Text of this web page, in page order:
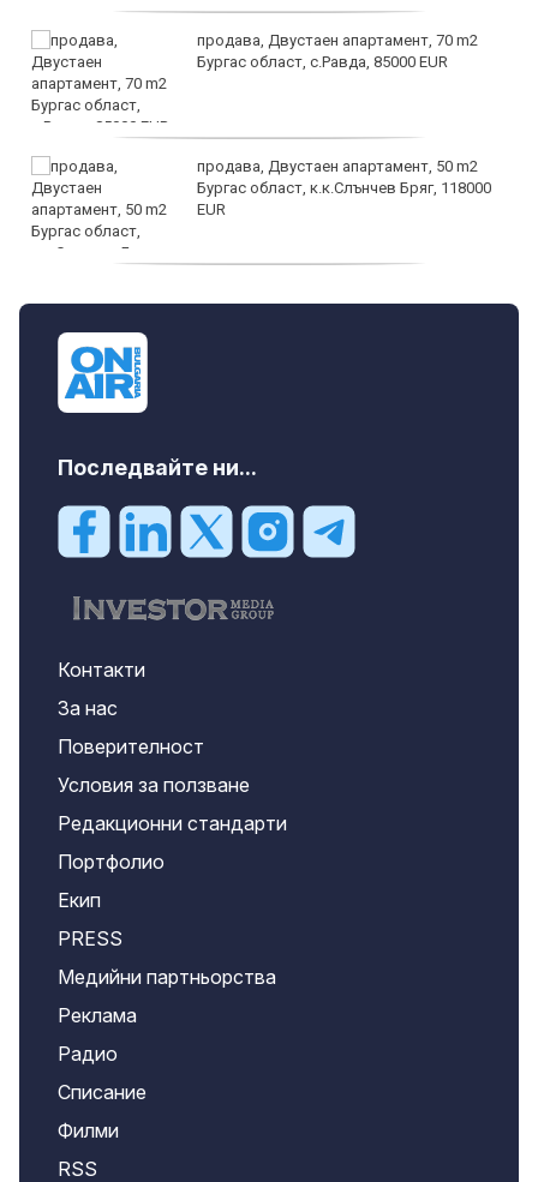
продава, Двустаен апартамент, 70 m2
Бургас област, с.Равда, 85000 EUR
продава, Двустаен апартамент, 50 m2
Бургас област, к.к.Слънчев Бряг, 118000
EUR
Последвайте ни...
Контакти
За нас
Поверителност
Условия за ползване
Редакционни стандарти
Портфолио
Екип
PRESS
Медийни партньорства
Реклама
Радио
Списание
Филми
RSS